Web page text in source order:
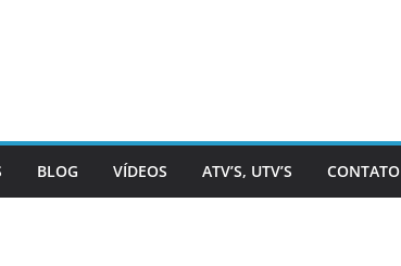
BLOG VÍDEOS ATV’S, UTV’S CONTATO